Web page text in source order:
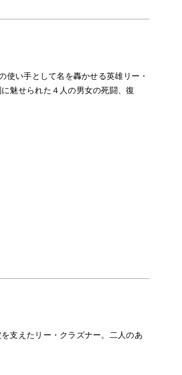
使い手として名を轟かせる英雄リー・
魅せられた４人の男女の死闘、復
支えたリー・クラズナー。二人のあ